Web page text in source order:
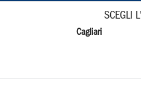
SCEGLI
Cagliari